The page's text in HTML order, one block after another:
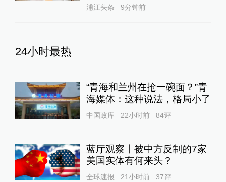
浦江头条 9分钟前
24小时最热
“青海和兰州在抢一碗面？”青
海媒体：这种说法，格局小了
中国政库 22小时前 84评
蓝厅观察丨被中方反制的7家
美国实体有何来头？
全球速报 21小时前 37评